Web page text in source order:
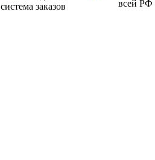
система заказов
всей РФ